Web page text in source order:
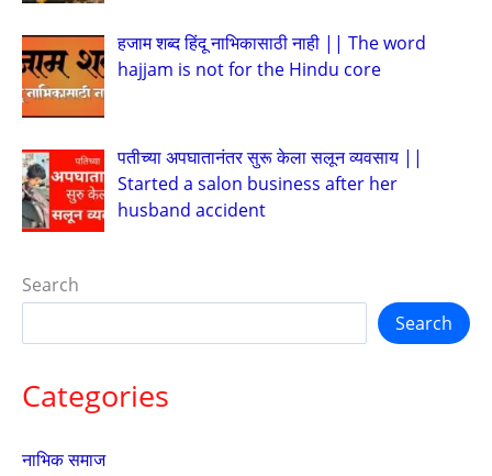
हजाम शब्द हिंदू नाभिकासाठी नाही || The word
hajjam is not for the Hindu core
पतीच्या अपघातानंतर सुरू केला सलून व्यवसाय ||
Started a salon business after her
husband accident
Search
Search
Categories
नाभिक समाज